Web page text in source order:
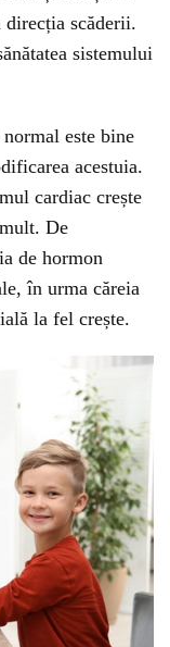
scăderii.
sistemului
este bine
acestuia.
cardiac crește
De
de hormon
în urma căreia
la fel crește.